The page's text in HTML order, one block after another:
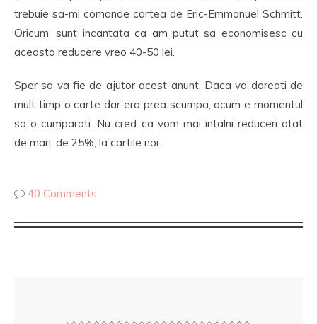
trebuie sa-mi comande cartea de Eric-Emmanuel Schmitt.
Oricum, sunt incantata ca am putut sa economisesc cu
aceasta reducere vreo 40-50 lei.
Sper sa va fie de ajutor acest anunt. Daca va doreati de
mult timp o carte dar era prea scumpa, acum e momentul
sa o cumparati. Nu cred ca vom mai intalni reduceri atat
de mari, de 25%, la cartile noi.
40 Comments